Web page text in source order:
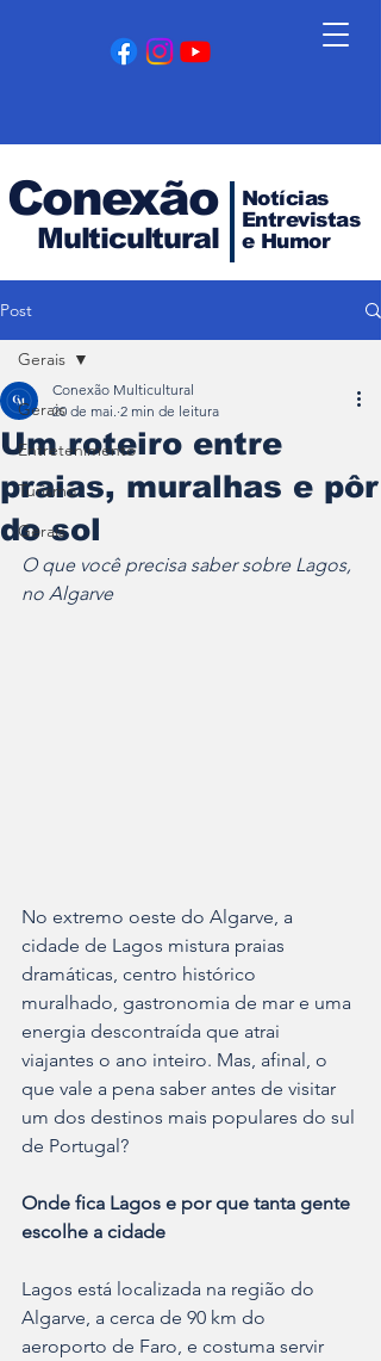
Multicultural
Conexão
Notícias
Entrevistas
e Humor
Post
Gerais
Entretenimento
Turismo
Gerais
Gerais
Um roteiro entre
praias, muralhas e pôr
do sol
Conexão Multicultural
20 de mai. 2 min de leitura
O que você precisa saber sobre Lagos,
no Algarve
No extremo oeste do Algarve, a
cidade de Lagos mistura praias
dramáticas, centro histórico
muralhado, gastronomia de mar e uma
energia descontraída que atrai
viajantes o ano inteiro. Mas, afinal, o
que vale a pena saber antes de visitar
um dos destinos mais populares do sul
de Portugal?
Onde fica Lagos e por que tanta gente
escolhe a cidade
Lagos está localizada na região do
Algarve, a cerca de 90 km do
aeroporto de Faro, e costuma servir